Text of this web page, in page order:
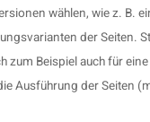
wählen, wie z. B.
der
zum Beispiel auch für
Ausführung der Seiten